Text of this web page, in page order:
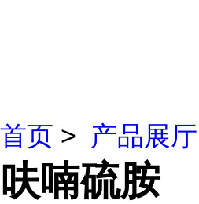
首页 > 产品展厅
呋喃硫胺